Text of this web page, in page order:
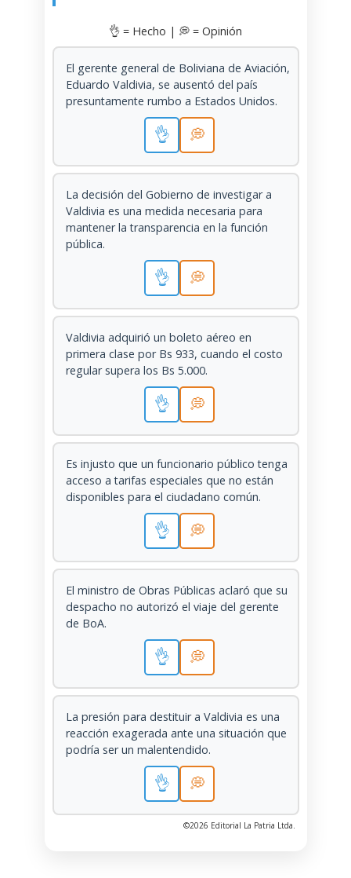
👌 = Hecho | 💭 = Opinión
El gerente general de Boliviana de Aviación,
Eduardo Valdivia, se ausentó del país
presuntamente rumbo a Estados Unidos.
👌 💭
La decisión del Gobierno de investigar a
Valdivia es una medida necesaria para
mantener la transparencia en la función
pública.
👌 💭
Valdivia adquirió un boleto aéreo en
primera clase por Bs 933, cuando el costo
regular supera los Bs 5.000.
👌 💭
Es injusto que un funcionario público tenga
acceso a tarifas especiales que no están
disponibles para el ciudadano común.
👌 💭
El ministro de Obras Públicas aclaró que su
despacho no autorizó el viaje del gerente
de BoA.
👌 💭
La presión para destituir a Valdivia es una
reacción exagerada ante una situación que
podría ser un malentendido.
👌 💭
©2026 Editorial La Patria Ltda.